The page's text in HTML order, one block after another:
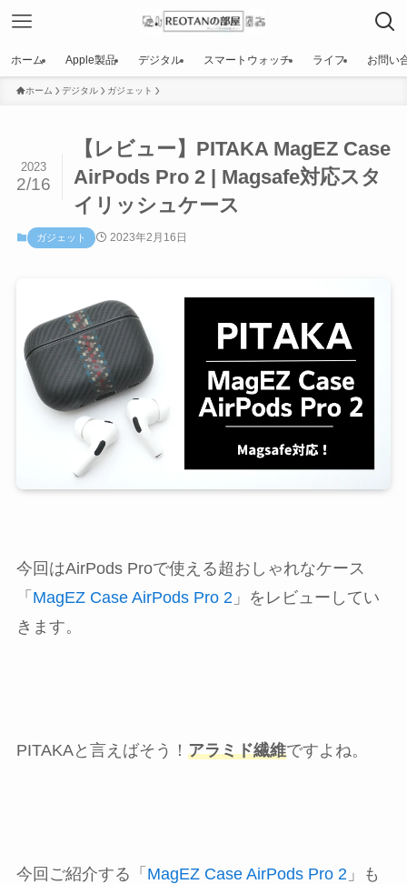
ホーム Apple製品 デジタル スマートウォッチ ライフ お問い
ホーム デジタル ガジェット
【レビュー】PITAKA MagEZ Case
AirPods Pro 2 | Magsafe対応スタ
イリッシュケース
2023
2/16
ガジェット 2023年2月16日
今回はAirPods Proで使える超おしゃれなケース
「 MagEZ Case AirPods Pro 2」をレビューしてい
きます。
PITAKAと言えばそう！ アラミド繊維ですよね。
今回ご紹介する「 MagEZ Case AirPods Pro 2 」も